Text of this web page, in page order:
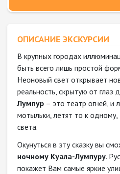
ОПИСАНИЕ ЭКСКУРСИИ
В крупных городах
быть всего лишь простой
Неоновый свет открывает
реальность, скрытую от глаз
Лумпур – это театр огней, и
мотыльки, летят то к одному,
света.
Окунуться в эту сказку вы
ночному Куала-Лумпуру.
покажет Вам самые яркие